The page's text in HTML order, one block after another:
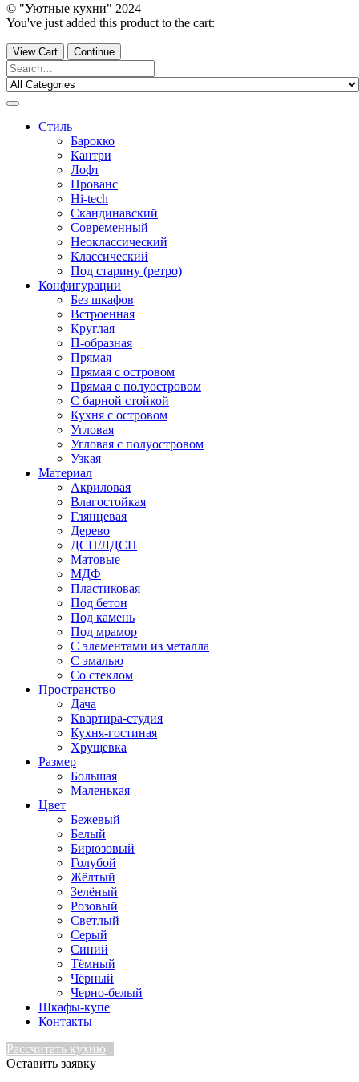
© "Уютные кухни" 2024
You've just added this product to the cart:
View Cart Continue
Стиль
Барокко
Кантри
Лофт
Прованс
Hi-tech
Скандинавский
Современный
Неоклассический
Классический
Под старину (ретро)
Конфигурации
Без шкафов
Встроенная
Круглая
П-образная
Прямая
Прямая с островом
Прямая с полуостровом
С барной стойкой
Кухня с островом
Угловая
Угловая с полуостровом
Узкая
Материал
Акриловая
Влагостойкая
Глянцевая
Дерево
ДСП/ЛДСП
Матовые
МДФ
Пластиковая
Под бетон
Под камень
Под мрамор
С элементами из металла
С эмалью
Со стеклом
Пространство
Дача
Квартира-студия
Кухня-гостиная
Хрущевка
Размер
Большая
Маленькая
Цвет
Бежевый
Белый
Бирюзовый
Голубой
Жёлтый
Зелёный
Розовый
Светлый
Серый
Синий
Тёмный
Чёрный
Черно-белый
Шкафы-купе
Контакты
Рассчитать кухню
Оставить заявку